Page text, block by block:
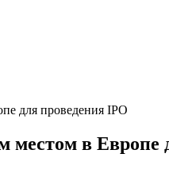
для проведения IPO
в Европе